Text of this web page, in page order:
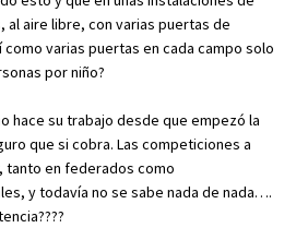
al aire libre, con varias puertas de
como varias puertas en cada campo solo
por niño?
hace su trabajo desde que empezó la
que si cobra. Las competiciones a
tanto en federados como
y todavía no se sabe nada de nada….